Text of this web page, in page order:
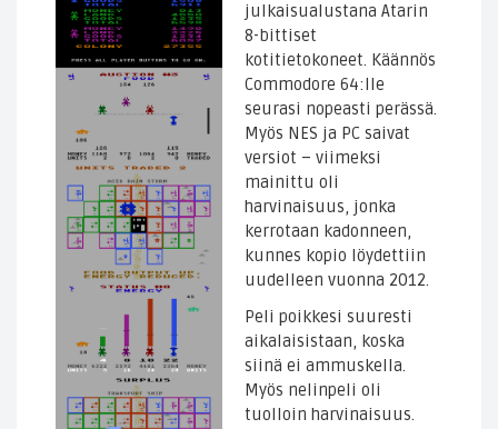
julkaisualustana Atarin
8-bittiset
kotitietokoneet. Käännös
Commodore 64:lle
seurasi nopeasti perässä.
Myös NES ja PC saivat
versiot – viimeksi
mainittu oli
harvinaisuus, jonka
kerrotaan kadonneen,
kunnes kopio löydettiin
uudelleen vuonna 2012.
Peli poikkesi suuresti
aikalaisistaan, koska
siinä ei ammuskella.
Myös nelinpeli oli
tuolloin harvinaisuus.